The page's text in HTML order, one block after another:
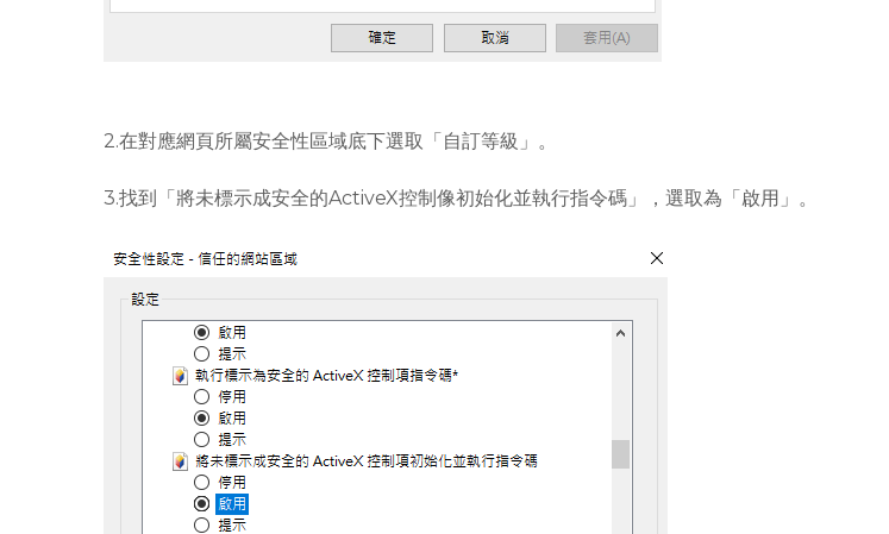
2.在對應網頁所屬安全性區域底下選取「自訂等級」。
3.找到「將未標示成安全的ActiveX控制像初始化並執行指令碼」，選取為「啟用」。